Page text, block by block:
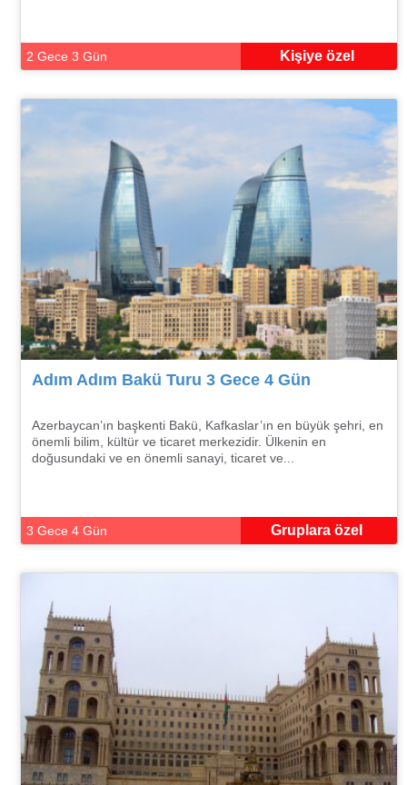
2 Gece 3 Gün Kişiye özel
Adım Adım Bakü Turu 3 Gece 4 Gün
Azerbaycan’ın başkenti Bakü, Kafkaslar’ın en büyük şehri, en
önemli bilim, kültür ve ticaret merkezidir. Ülkenin en
doğusundaki ve en önemli sanayi, ticaret ve...
3 Gece 4 Gün Gruplara özel